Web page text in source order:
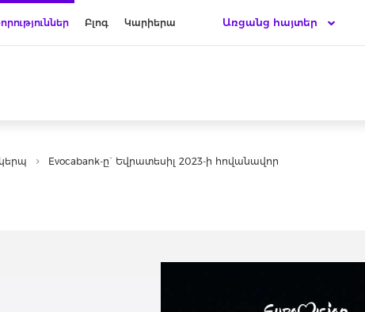
Բլոգ Կարիերա Առցանց հայտեր
Evocabank-ը` Եվրատեսիլ 2023-ի հովանավոր